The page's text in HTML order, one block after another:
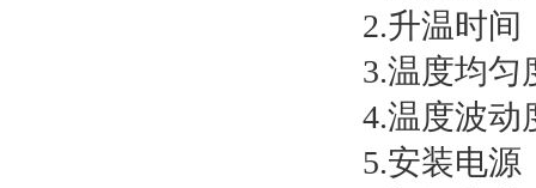
2.升温时间
3.温度均
4.温度波
5.安装电源